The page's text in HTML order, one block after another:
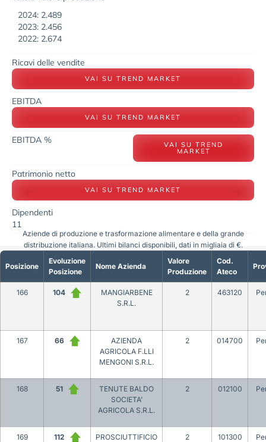
2024: 2.489
2023: 2.456
2022: 2.674
Ricavi delle vendite
VAI SU TREND MARKET
EBITDA
VAI SU TREND MARKET
EBITDA % VAI SU TREND
MARKET
Patrimonio netto
VAI SU TREND MARKET
Dipendenti
11
Posizione
Evoluzione
Posizione
Nome Azienda
Valore
Produzione
Cod.
Ateco
166 104
MANGIARBENE
S.R.L.
2 463120
167 66
AZIENDA
AGRICOLA F.LLI
MENGONI S.R.L.
2 014700
168 51
TENUTE BALDO
SOCIETA’
AGRICOLA S.R.L.
2 012100
169 112
PROSCIUTTIFICIO
2 101300
Aziende di produzione e trasformazione alimentare e della grande
distribuzione italiana. Ultimi bilanci disponibili, dati in migliaia di €.